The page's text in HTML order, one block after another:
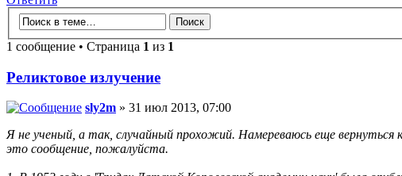
1 сообщение • Страница 1 из 1
Реликтовое излучение
sly2m » 31 июл 2013, 07:00
Я не ученый, а так, случайный прохожий. Намереваюсь еще
это сообщение, пожалуйста.